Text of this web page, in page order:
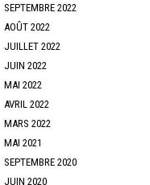
SEPTEMBRE 2022
AOÛT 2022
JUILLET 2022
JUIN 2022
MAI 2022
AVRIL 2022
MARS 2022
MAI 2021
SEPTEMBRE 2020
JUIN 2020